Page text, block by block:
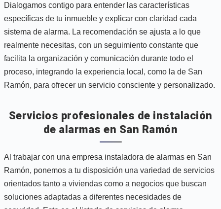
Dialogamos contigo para entender las características
específicas de tu inmueble y explicar con claridad cada
sistema de alarma. La recomendación se ajusta a lo que
realmente necesitas, con un seguimiento constante que
facilita la organización y comunicación durante todo el
proceso, integrando la experiencia local, como la de San
Ramón, para ofrecer un servicio consciente y personalizado.
Servicios profesionales de instalación
de alarmas en San Ramón
Al trabajar con una empresa instaladora de alarmas en San
Ramón, ponemos a tu disposición una variedad de servicios
orientados tanto a viviendas como a negocios que buscan
soluciones adaptadas a diferentes necesidades de